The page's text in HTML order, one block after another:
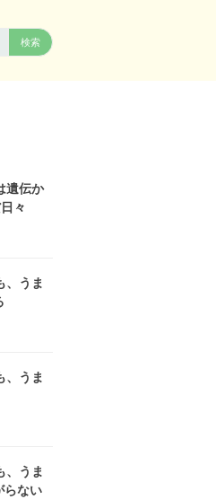
遺伝か
々
、うま
、うま
、うま
らない